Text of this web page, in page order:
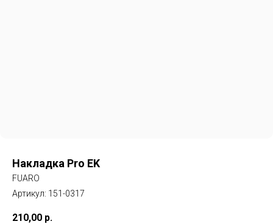
Накладка Pro EK
FUARO
Артикул: 151-0317
210,00 р.